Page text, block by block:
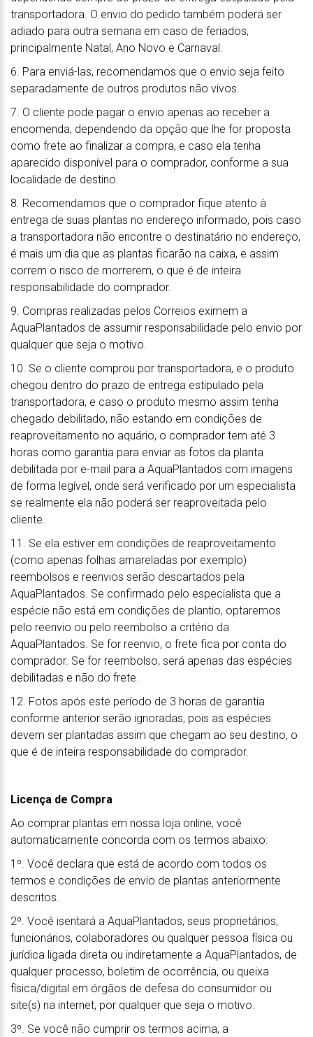
transportadora. O envio do pedido também poderá ser
adiado para outra semana em caso de feriados,
principalmente Natal, Ano Novo e Carnaval.
6. Para enviá-las, recomendamos que o envio seja feito
separadamente de outros produtos não vivos.
7. O cliente pode pagar o envio apenas ao receber a
encomenda, dependendo da opção que lhe for proposta
como frete ao finalizar a compra, e caso ela tenha
aparecido disponível para o comprador, conforme a sua
localidade de destino.
8. Recomendamos que o comprador fique atento à
entrega de suas plantas no endereço informado, pois caso
a transportadora não encontre o destinatário no endereço,
é mais um dia que as plantas ficarão na caixa, e assim
correm o risco de morrerem, o que é de inteira
responsabilidade do comprador.
9. Compras realizadas pelos Correios eximem a
AquaPlantados de assumir responsabilidade pelo envio por
qualquer que seja o motivo.
10. Se o cliente comprou por transportadora, e o produto
chegou dentro do prazo de entrega estipulado pela
transportadora, e caso o produto mesmo assim tenha
chegado debilitado, não estando em condições de
reaproveitamento no aquário, o comprador tem até 3
horas como garantia para enviar as fotos da planta
debilitada por e-mail para a AquaPlantados com imagens
de forma legível, onde será verificado por um especialista
se realmente ela não poderá ser reaproveitada pelo
cliente.
11. Se ela estiver em condições de reaproveitamento
(como apenas folhas amareladas por exemplo)
reembolsos e reenvios serão descartados pela
AquaPlantados. Se confirmado pelo especialista que a
espécie não está em condições de plantio, optaremos
pelo reenvio ou pelo reembolso a critério da
AquaPlantados. Se for reenvio, o frete fica por conta do
comprador. Se for reembolso, será apenas das espécies
debilitadas e não do frete.
12. Fotos após este período de 3 horas de garantia
conforme anterior serão ignoradas, pois as espécies
devem ser plantadas assim que chegam ao seu destino, o
que é de inteira responsabilidade do comprador.
Licença de Compra
Ao comprar plantas em nossa loja online, você
automaticamente concorda com os termos abaixo:
1º. Você declara que está de acordo com todos os
termos e condições de envio de plantas anteriormente
descritos.
2º. Você isentará a AquaPlantados, seus proprietários,
funcionários, colaboradores ou qualquer pessoa física ou
jurídica ligada direta ou indiretamente a AquaPlantados, de
qualquer processo, boletim de ocorrência, ou queixa
física/digital em órgãos de defesa do consumidor ou
site(s) na internet, por qualquer que seja o motivo.
3º. Se você não cumprir os termos acima, a